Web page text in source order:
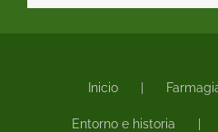
Inicio
Entorno e historia